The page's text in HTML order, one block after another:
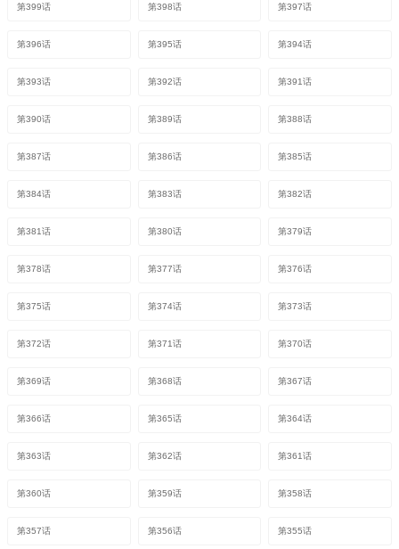
第399话 第398话 第397话
第396话 第395话 第394话
第393话 第392话 第391话
第390话 第389话 第388话
第387话 第386话 第385话
第384话 第383话 第382话
第381话 第380话 第379话
第378话 第377话 第376话
第375话 第374话 第373话
第372话 第371话 第370话
第369话 第368话 第367话
第366话 第365话 第364话
第363话 第362话 第361话
第360话 第359话 第358话
第357话 第356话 第355话